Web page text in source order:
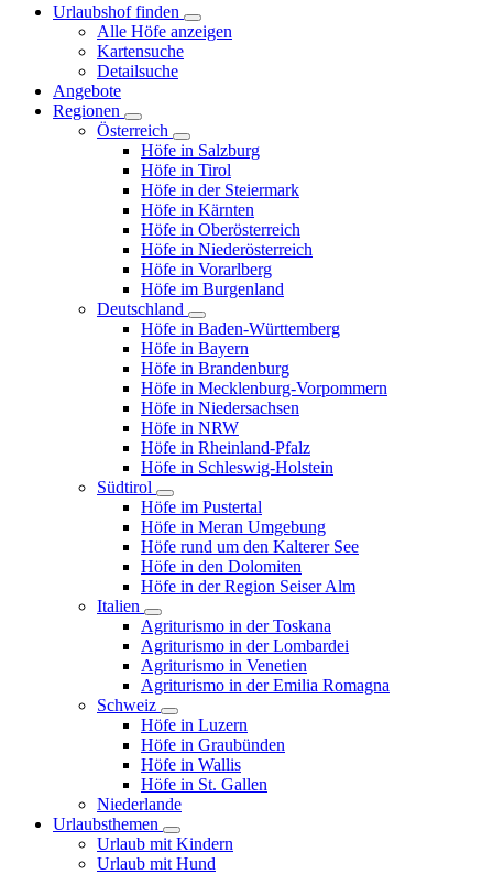
Urlaubshof finden
Alle Höfe anzeigen
Kartensuche
Detailsuche
Angebote
Regionen
Österreich
Höfe in Salzburg
Höfe in Tirol
Höfe in der Steiermark
Höfe in Kärnten
Höfe in Oberösterreich
Höfe in Niederösterreich
Höfe in Vorarlberg
Höfe im Burgenland
Deutschland
Höfe in Baden-Württemberg
Höfe in Bayern
Höfe in Brandenburg
Höfe in Mecklenburg-Vorpommern
Höfe in Niedersachsen
Höfe in NRW
Höfe in Rheinland-Pfalz
Höfe in Schleswig-Holstein
Südtirol
Höfe im Pustertal
Höfe in Meran Umgebung
Höfe rund um den Kalterer See
Höfe in den Dolomiten
Höfe in der Region Seiser Alm
Italien
Agriturismo in der Toskana
Agriturismo in der Lombardei
Agriturismo in Venetien
Agriturismo in der Emilia Romagna
Schweiz
Höfe in Luzern
Höfe in Graubünden
Höfe in Wallis
Höfe in St. Gallen
Niederlande
Urlaubsthemen
Urlaub mit Kindern
Urlaub mit Hund